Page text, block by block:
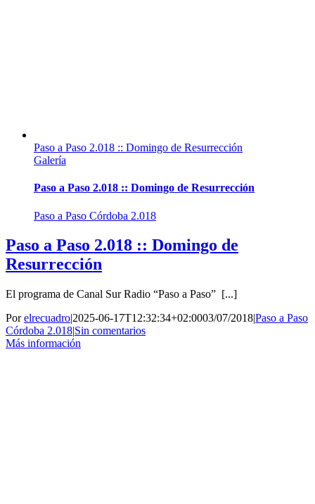
Paso a Paso 2.018 :: Domingo de Resurrección
Galería
Paso a Paso 2.018 :: Domingo de Resurrección
Paso a Paso Córdoba 2.018
Paso a Paso 2.018 :: Domingo de
Resurrección
El programa de Canal Sur Radio “Paso a Paso” [...]
Porelrecuadro|2025-06-17T12:32:34+02:0003/07/2018|Paso a Paso
Córdoba 2.018|Sin comentarios
Más información